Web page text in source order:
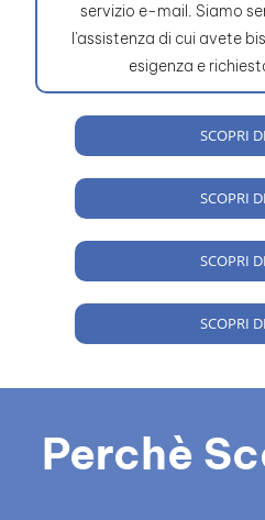
servizio e-mail. Siamo
l'assistenza di cui avete
esigenza e
SCOPRI
SCOPRI
SCOPRI
SCOPRI
Perchè